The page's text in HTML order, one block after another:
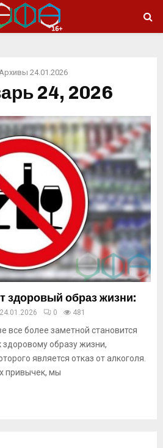
24.01.2026
24, 2026
здоровый образ жизни:
24.01.2026 0 481
все более заметной становится
здоровому образу жизни,
является отказ от алкоголя.
привычек, мы